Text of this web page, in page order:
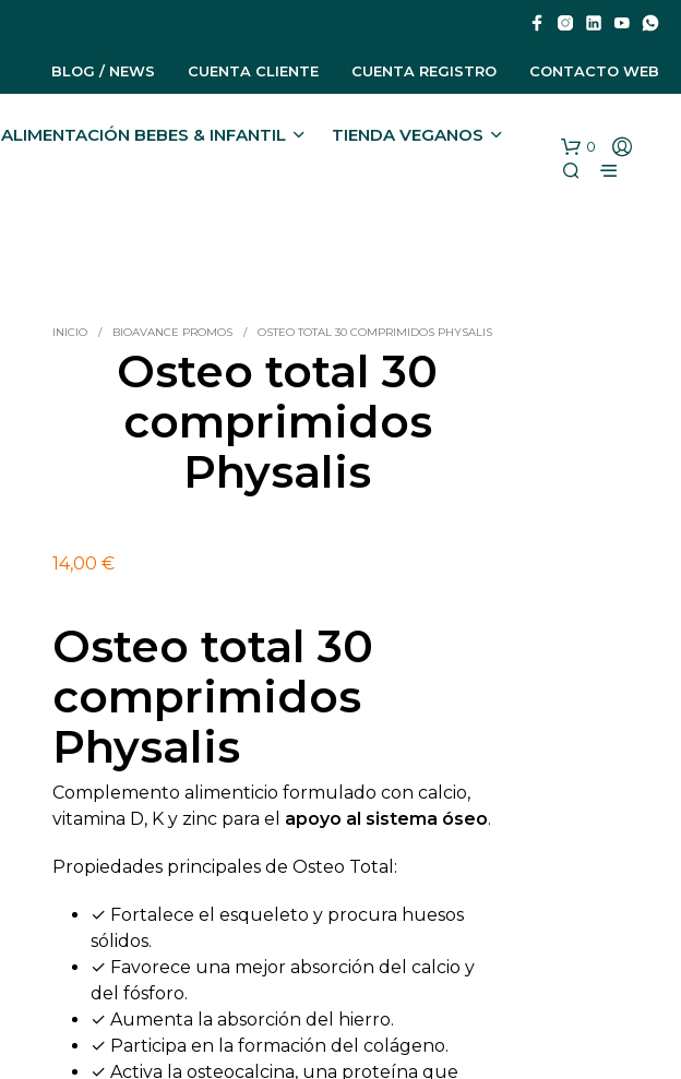
BLOG / NEWS CUENTA CLIENTE CUENTA REGISTRO CONTACTO WEB
ALIMENTACIÓN BEBES & INFANTIL
TIENDA VEGANOS
0
INICIO / BIOAVANCE PROMOS / OSTEO TOTAL 30 COMPRIMIDOS PHYSALIS
Osteo total 30
comprimidos
Physalis
14,00€
Osteo total 30
comprimidos
Physalis
Complemento alimenticio formulado con calcio,
vitamina D, K y zinc para el apoyo al sistema óseo.
Propiedades principales de Osteo Total:
✓ Fortalece el esqueleto y procura huesos
sólidos.
✓ Favorece una mejor absorción del calcio y
del fósforo.
✓ Aumenta la absorción del hierro.
✓ Participa en la formación del colágeno.
✓ Activa la osteocalcina, una proteína que